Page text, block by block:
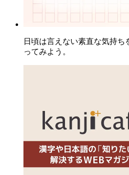
日頃は言えない素直な気持
ってみよう。